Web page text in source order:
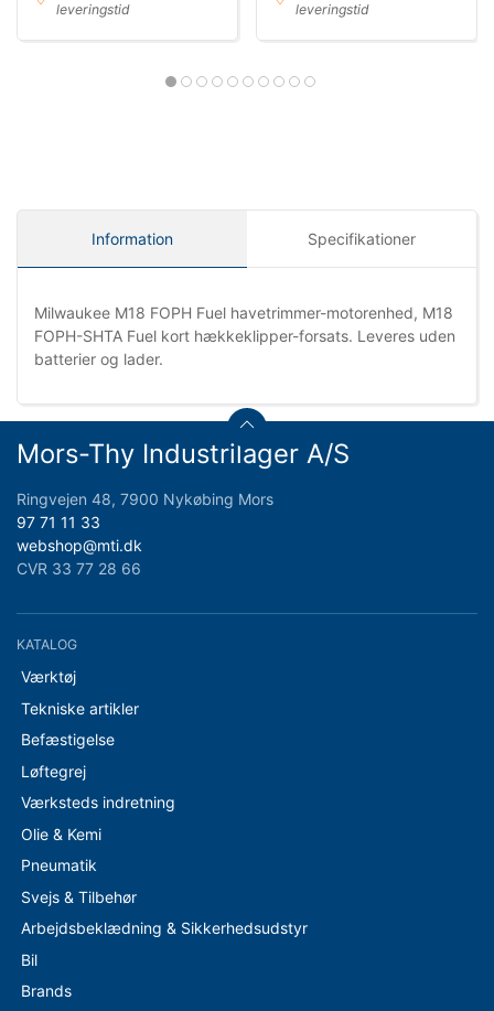
leveringstid
leveringstid
Information Specifikationer
Milwaukee M18 FOPH Fuel havetrimmer-motorenhed, M18
FOPH-SHTA Fuel kort hækkeklipper-forsats. Leveres uden
batterier og lader.
Mors-Thy Industrilager A/S
Ringvejen 48, 7900 Nykøbing Mors
97 71 11 33
webshop@mti.dk
CVR 33 77 28 66
KATALOG
Værktøj
Tekniske artikler
Befæstigelse
Løftegrej
Værksteds indretning
Olie & Kemi
Pneumatik
Svejs & Tilbehør
Arbejdsbeklædning & Sikkerhedsudstyr
Bil
Brands